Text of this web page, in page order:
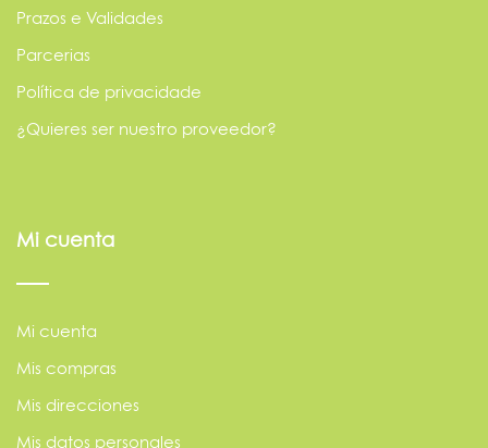
Prazos e Validades
Parcerias
Política de privacidade
¿Quieres ser nuestro proveedor?
Mi cuenta
Mi cuenta
Mis compras
Mis direcciones
Mis datos personales